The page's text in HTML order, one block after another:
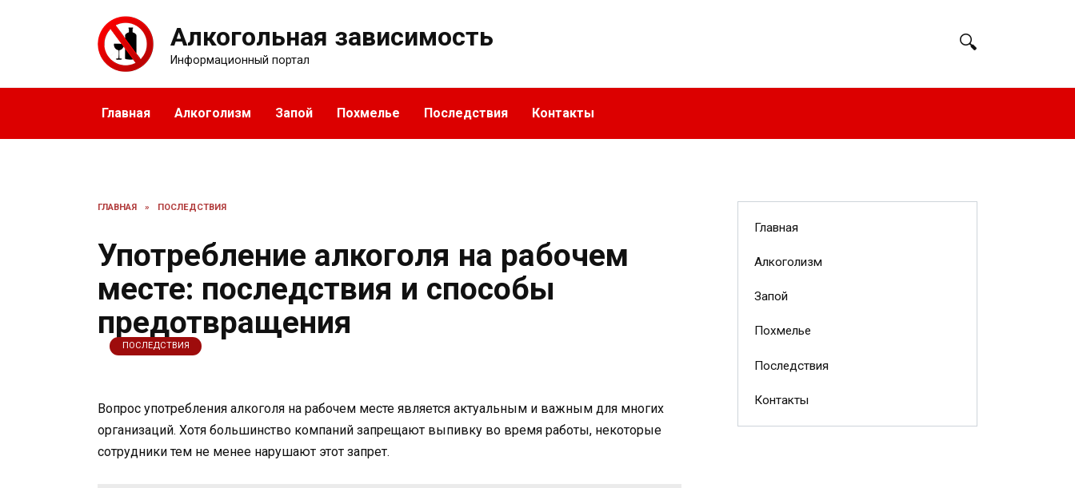
Алкогольная зависимость
Информационный портал
Главная Алкоголизм Запой Похмелье Последствия Контакты
ГЛАВНАЯ » ПОСЛЕДСТВИЯ
Употребление алкоголя на рабочем
месте: последствия и способы
предотвращения
ПОСЛЕДСТВИЯ
Вопрос употребления алкоголя на рабочем месте является актуальным и важным для многих
организаций. Хотя большинство компаний запрещают выпивку во время работы, некоторые
сотрудники тем не менее нарушают этот запрет.
Главная
Алкоголизм
Запой
Похмелье
Последствия
Контакты